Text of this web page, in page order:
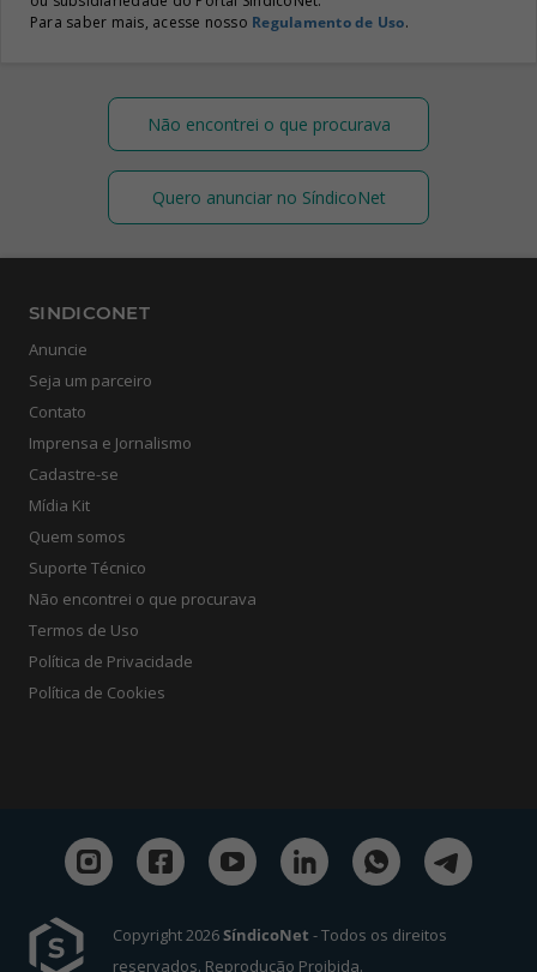
Para saber mais, acesse nosso Regulamento de Uso.
Não encontrei o que procurava
Quero anunciar no SíndicoNet
SINDICONET
Anuncie
Seja um parceiro
Contato
Imprensa e Jornalismo
Cadastre-se
Mídia Kit
Quem somos
Suporte Técnico
Não encontrei o que procurava
Termos de Uso
Política de Privacidade
Política de Cookies
Copyright 2026SíndicoNet - Todos os direitos
reservados. Reprodução Proibida.